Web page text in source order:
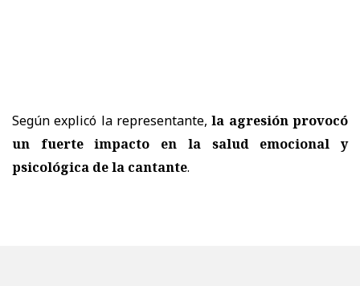
Según explicó la representante,la agresión provocó
un fuerte impacto en la salud emocional y
psicológica de la cantante.